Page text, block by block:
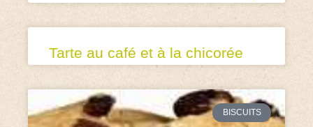
Tarte au café et à la chicorée
BISCUITS